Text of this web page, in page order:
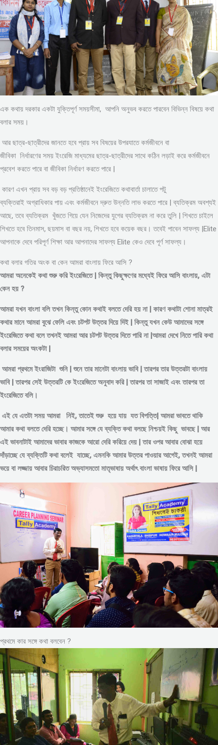
এক কথায় দরকার একটা যুক্তিপূর্ণ সময়সীমা, আপনি অনুভব করতে পারবেন বিভিন্ন বিষয়ে কথা
বলার সময়।
আর ছাত্র-ছাত্রীদের জানতে হবে প্রায় সব বিষয়ের উপরযাতে কর্মজীবনে বা
জীবিকা নির্ধারণের সময় ইংরেজি মাধ্যমের ছাত্র-ছাত্রীদের সাথে কঠিন লড়াই করে কর্মজীবনে
প্রবেশ করতে পারে বা জীবিকা নির্ধারণ করতে পারে |
কারণ এখন প্রায় সব বড় বড় প্রতিষ্ঠানেই ইংরেজিতে কথাবার্তা চালাতে পটু
ব্যক্তিরাই অগ্রাধিকার পায় এবং কর্মজীবনে দ্রুত উন্নতি লাভ করতে পারে | ব্যতিক্রম অবশ্যই
আছে, তবে ব্যতিক্রম খুঁজতে গিয়ে যেন নিজেদের যুগের ব্যতিক্রম না করে তুলি | শিখতে চাইলে
শিখতে হবে তিনমাস, ছয়মাস বা বছর নয়, শিখতে হবে কয়েক বছর। তবেই পাবেন সাফল্য |Elite
আপনাকে দেবে পরিপূর্ণ শিক্ষা আর আপনাদের সাফল্য Elite কেও দেবে পূর্ণ সাফল্য।
কথা বলার গতির অংক বা কেন আমরা বাংলায় ফিরে আসি ?
আমরা অনেকেই কথা শুরু করি ইংরেজিতে | কিন্তু কিছুক্ষণের মধ্যেই ফিরে আসি বাংলায়, এটা
কেন হয় ?
আমরা যখন বাংলা বলি তখন কিন্তু কোন কথাই বলতে দেরি হয় না | কারণ কথাটা শোনা মাত্রই
কথার মানে আমরা বুঝে ফেলি এবং চটপট উত্তর দিয়ে দিই | কিন্তু যখন কেউ আমাদের সঙ্গে
ইংরেজিতে কথা বলে তখনই আমরা আর চটপট উত্তর দিতে পারি না |আমরা দেখে নিতে পারি কথা
বলার সময়ের অংকটা |
আমরা প্রথমে ইংরাজিটা শুনি | শুনে তার মানেটা বাংলায় ভাবি | তারপর তার উত্তরটা বাংলায়
ভাবি | তারপর সেই উত্তরটি কে ইংরেজিতে অনুবাদ করি | তারপর তা সাজাই এবং তারপর তা
ইংরেজিতে বলি।
এই যে এতটা সময় আমরা নিই, তাতেই শুরু হয়ে যায় যত বিপত্তি| আমরা ভাবতে থাকি
আমার কথা বলতে দেরি হচ্ছে। আমার সঙ্গে যে ব্যক্তি কথা বলছে নিশ্চয়ই কিছু ভাবছে | আর
এই ভাবনাটাই আমাদের ভাবার কাজকে আরো দেরি করিয়ে দেয় | তার ওপর আবার বোঝা হয়ে
দাঁড়াচ্ছে যে ব্যক্তিটি কথা বলেই যাচ্ছে, এমনকি আমার উত্তর পাওয়ার আগেই, তখনই আমরা
ভয়ে বা লজ্জায় আবার চিরাচরিত অভ্যাসমতো মাতৃভাষায় অর্থাৎ বাংলা ভাষায় ফিরে আসি |
প্রথমে কার সঙ্গে কথা বলবেন ?